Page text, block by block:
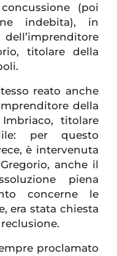
(poi
indebita), in
titolare della
reato anche
della
titolare
per questo
è intervenuta
anche il
piena
concerne le
era stata chiesta
proclamato